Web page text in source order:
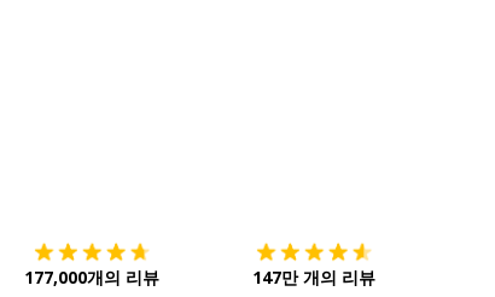
177,000개의 리뷰 147만 개의 리뷰